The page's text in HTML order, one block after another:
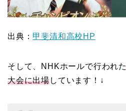
出典： 甲斐清和高校HP
そして、NHKホールで行われた
大会に出場しています！↓